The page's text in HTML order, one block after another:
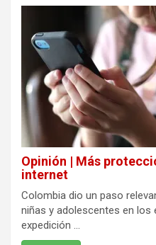
Opinión | Más
internet
Colombia dio un paso
niñas y adolescentes en
expedición ...